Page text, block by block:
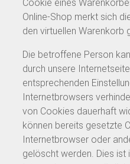
Cookie eines
Online-Shop merkt sich
den virtuellen Warenkorb
Die betroffene Person
durch unsere
entsprechenden
Internetbrowsers
von Cookies dauerhaft
können bereits gesetzte
Internetbrowser oder
gelöscht werden. Dies ist